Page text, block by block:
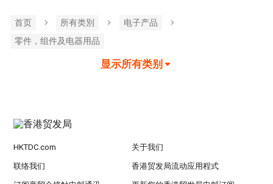
首页 所有类別
电子产品
零件，组件及电器用品
显示所有类别
HKTDC.com 关于我们
联络我们 香港贸发局流动应用程式